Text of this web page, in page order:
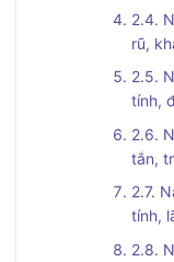
2.4.
rũ,
2.5.
tính,
2.6.
tắn,
2.7.
tính,
2.8.